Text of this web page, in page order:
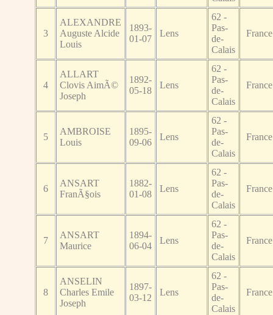
3
ALEXANDRE
Auguste Alcide
Louis
1893-
01-07
Lens
62 -
Pas-
de-
Calais
France
4
ALLART
Clovis AimÃ©
Joseph
1892-
05-18
Lens
62 -
Pas-
de-
Calais
France
5
AMBROISE
Louis
1895-
09-06
Lens
62 -
Pas-
de-
Calais
France
6
ANSART
FranÃ§ois
1882-
01-08
Lens
62 -
Pas-
de-
Calais
France
7
ANSART
Maurice
1894-
06-04
Lens
62 -
Pas-
de-
Calais
France
8
ANSELIN
Charles Emile
Joseph
1897-
03-12
Lens
62 -
Pas-
de-
Calais
France